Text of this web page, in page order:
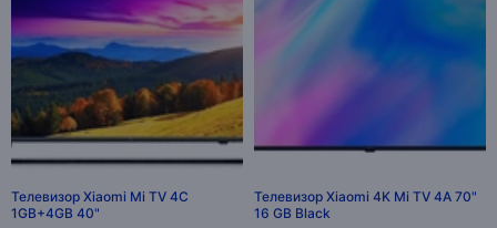
Телевизор Xiaomi Mi TV 4C
1GB+4GB 40"
Телевизор Xiaomi 4K Mi TV 4A 70"
16 GB Black